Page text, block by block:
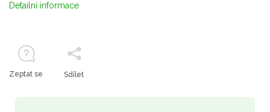
Detailní informace
Zeptat se Sdílet